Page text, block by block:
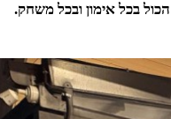
בכל אימון ובכל משחק.